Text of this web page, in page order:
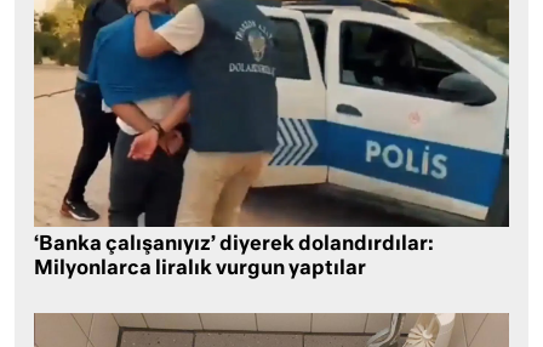
‘Banka çalışanıyız’ diyerek dolandırdılar:
Milyonlarca liralık vurgun yaptılar